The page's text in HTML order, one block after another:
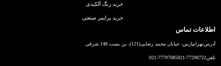
خرید رنگ آلکیدی
خرید پرایمر صنعتی
اطلاعات تماس
آدرستهرانپارس، خیابان محمد رضایی(121)، بن بست 148 شرقی
تلفن021-77290722
021-77797085